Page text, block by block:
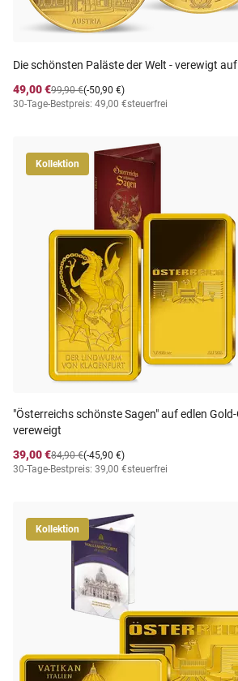
Die schönsten Paläste der Welt - verewigt
49,00 €
(-50,90 €)
99,90 €
30-Tage-Bestpreis: 49,00 €steuerfrei
Kollektion
"Österreichs schönste Sagen" auf edlen
vereweigt
39,00 €
(-45,90 €)
84,90 €
30-Tage-Bestpreis: 39,00 €steuerfrei
Kollektion